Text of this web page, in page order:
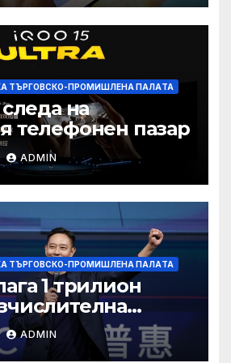
ТЪРГОВСКО-ПРОМИШЛЕНА ПАЛAТА
на
телефонен пазар
ADMIN
ТЪРГОВСКО-ПРОМИШЛЕНА ПАЛAТА
1 трилион
AI екосистемата
ADMIN